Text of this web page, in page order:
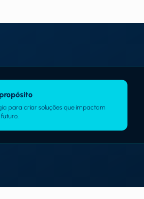
para criar soluções que impactam